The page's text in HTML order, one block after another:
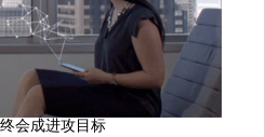
会成进攻目标